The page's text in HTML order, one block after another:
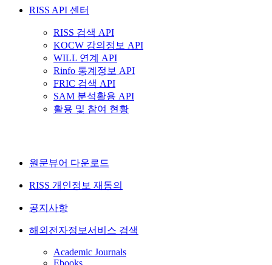
RISS API 센터
RISS 검색 API
KOCW 강의정보 API
WILL 연계 API
Rinfo 통계정보 API
FRIC 검색 API
SAM 분석활용 API
활용 및 참여 현황
원문뷰어 다운로드
RISS 개인정보 재동의
공지사항
해외전자정보서비스 검색
Academic Journals
Ebooks